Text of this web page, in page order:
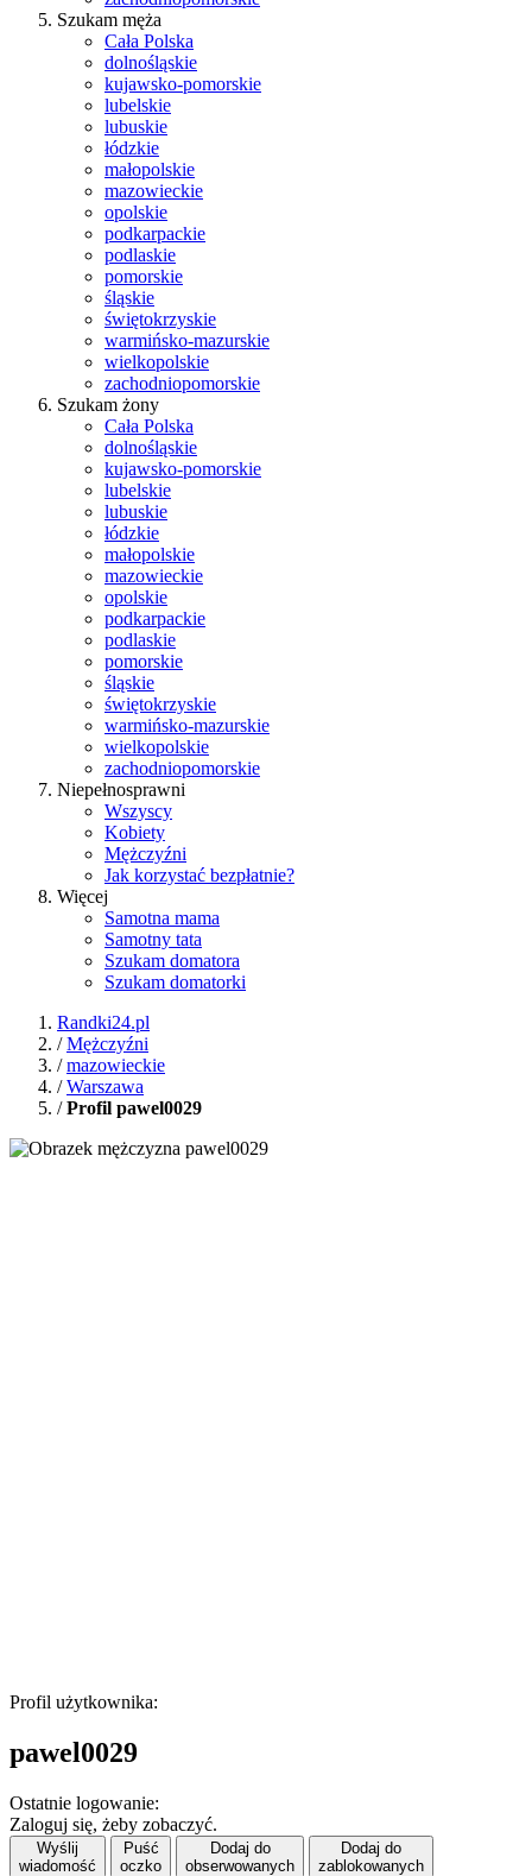
Szukam męża
Cała Polska
dolnośląskie
kujawsko-pomorskie
lubelskie
lubuskie
łódzkie
małopolskie
mazowieckie
opolskie
podkarpackie
podlaskie
pomorskie
śląskie
świętokrzyskie
warmińsko-mazurskie
wielkopolskie
zachodniopomorskie
Szukam żony
Cała Polska
dolnośląskie
kujawsko-pomorskie
lubelskie
lubuskie
łódzkie
małopolskie
mazowieckie
opolskie
podkarpackie
podlaskie
pomorskie
śląskie
świętokrzyskie
warmińsko-mazurskie
wielkopolskie
zachodniopomorskie
Niepełnosprawni
Wszyscy
Kobiety
Mężczyźni
Jak korzystać bezpłatnie?
Więcej
Samotna mama
Samotny tata
Szukam domatora
Szukam domatorki
Randki24.pl
/Mężczyźni
/mazowieckie
/Warszawa
/Profil pawel0029
Profil użytkownika:
pawel0029
Ostatnie logowanie:
Zaloguj się, żeby zobaczyć.
Wyślij
wiadomość
Puść
oczko
Dodaj do
obserwowanych
Dodaj do
zablokowanych